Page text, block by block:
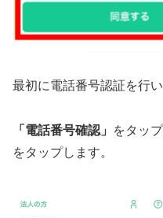
最初に電話番号認証を行い
「電話番号確認」 をタッ
をタップします。